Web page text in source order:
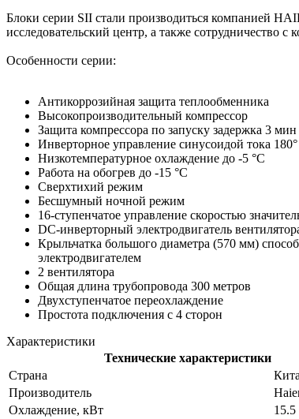
Блоки серии SII стали производиться компанией
исследовательский центр, а также
Особенности серии:
Антикоррозийная защита теплообменника
Высокопроизводительный компрессор
Защита компрессора по запуску задержка 3 мин
Инверторное управление синусоидой тока 180°
Низкотемпературное охлаждение до -5 °С
Работа на обогрев до -15 °С
Сверхтихий режим
Бесшумный ночной режим
16-ступенчатое управление скоростью
DC-инверторный электродвигатель
Крыльчатка большого диаметра (570 мм)
электродвигателем
2 вентилятора
Общая длина трубопровода 300 метров
Двухступенчатое переохлаждение
Простота подключения с 4 сторон
Характеристики
Технические характеристики
Страна
Производитель
Охлаждение, кВт
15.5